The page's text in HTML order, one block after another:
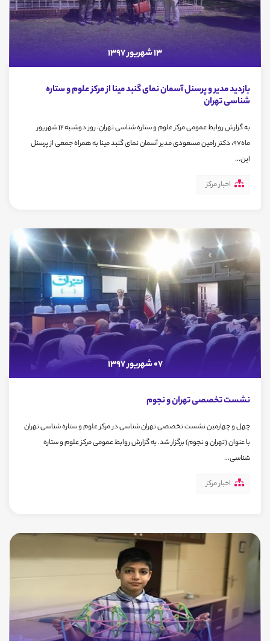
13 شهریور 1397
بازدید مدیر و پرسنل آسمان نمای گنبد مینا از مرکز علوم و ستاره
شناسی تهران
به گزارش روابط عمومی مرکز علوم و ستاره شناسی تهران، روز دوشنبه 12 شهریور
ماه97، دکتر رامین مسعودی مدیر آسمان نمای گنبد مینا به همراه جمعی از پرسنل
این...
اخبار مرکز
07 شهریور 1397
نشست تخصصی تهران و نجوم
چهل و چهارمین نشست تخصصی تهران شناسی در مرکز علوم و ستاره شناسی تهران
با عنوان (تهران و نجوم) برگزار شد. به گزارش روابط عمومی مرکز علوم و ستاره
شناسی...
اخبار مرکز